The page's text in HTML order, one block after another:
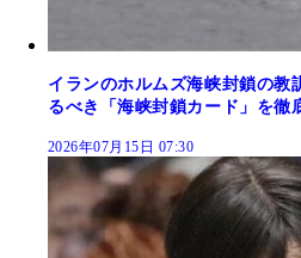
イランのホルムズ海峡封鎖の
るべき「海峡封鎖カード」を徹
2026年07月15日 07:30